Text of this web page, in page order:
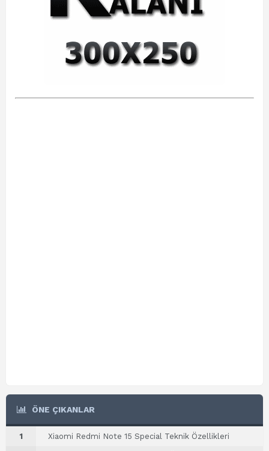
ÖNE ÇIKANLAR
1 Xiaomi Redmi Note 15 Special Teknik Özellikleri